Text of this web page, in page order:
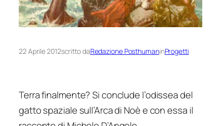
22 Aprile 2012scritto daRedazione PosthumaninProgetti
Terra finalmente? Si conclude l’odissea del
gatto spaziale sull’Arca di Noè e con essa il